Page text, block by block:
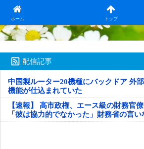
ホーム トップ
日本第一！ニュース録
配信記事
中国製ルーター20機種にバックドア 外
機能が仕込まれていた
【速報】 高市政権、エース級の財務官
「彼は協力的でなかった」財務省の言
判明